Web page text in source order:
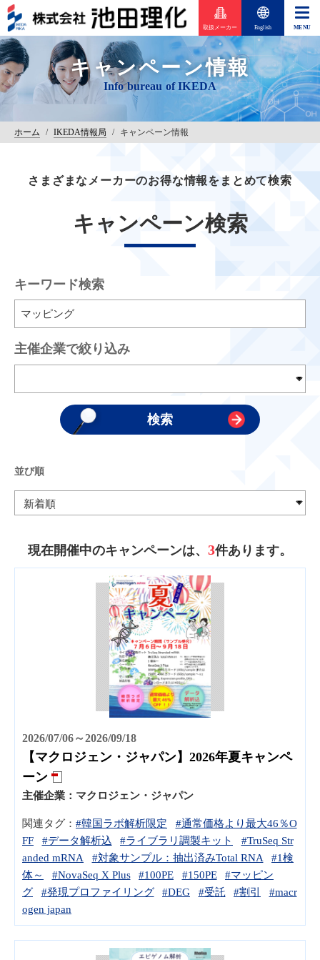
取扱メーカー English
キャンペーン情報
ホーム / IKEDA情報局 / キャンペーン情報
さまざまなメーカーのお得な情報をまとめて検索
キャンペーン検索
キーワード検索
主催企業で絞り込み
並び順
現在開催中のキャンペーンは、 3件あります。
2026/07/06～2026/09/18
【マクロジェン・ジャパン】2026年夏キャンペ
ーン
主催企業： マクロジェン・ジャパン
関連タグ： #韓国ラボ解析限定
#通常価格より最大46％O
FF
#データ解析込 #ライブラリ調製キット
#TruSeq Str
anded mRNA
#対象サンプル：抽出済みTotal RNA
#1検
体～
#NovaSeq X Plus #100PE #150PE
#マッピン
グ
#発現プロファイリング #DEG #受託 #割引
#macr
ogen japan